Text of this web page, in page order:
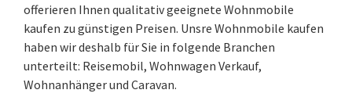
offerieren Ihnen qualitativ geeignete Wohnmobile
kaufen zu günstigen Preisen. Unsre Wohnmobile kaufen
haben wir deshalb für Sie in folgende Branchen
unterteilt: Reisemobil, Wohnwagen Verkauf,
Wohnanhänger und Caravan.